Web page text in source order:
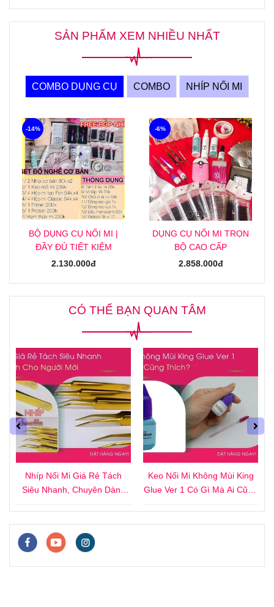
ONLINE
SẢN PHẨM XEM NHIỀU NHẤT
COMBO DỤNG CỤ COMBO NHÍP NỐI MI
BỘ DỤNG CỤ NỐI MI |
ĐẦY ĐỦ TIẾT KIỆM
2.130.000đ
-14%
DỤNG CỤ NỐI MI TRỌN
BỘ CAO CẤP
2.858.000đ
-6%
CÓ THỂ BẠN QUAN TÂM
Nhíp Nối Mi Giá Rẻ Tách
Siêu Nhanh, Chuyên Dành
Keo Nối Mi Không Mùi King
Glue Ver 1 Có Gì Mà Ai Cũng